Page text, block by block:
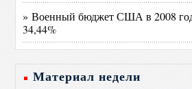
» Военный бюджет США в 2008
34,44%
Материал недели